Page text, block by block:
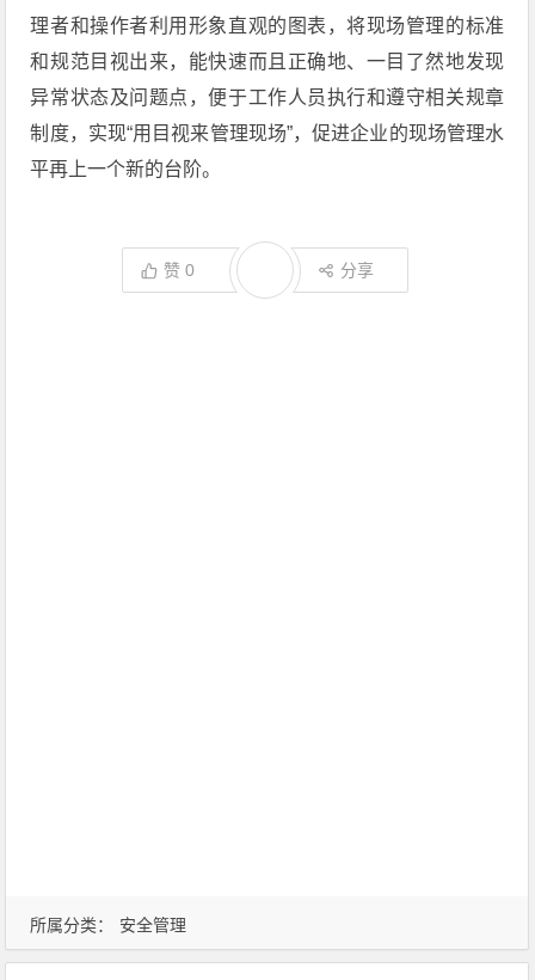
理者和操作者利用形象直观的图表，将现场管理的标准
和规范目视出来，能快速而且正确地、一目了然地发现
异常状态及问题点，便于工作人员执行和遵守相关规章
制度，实现“用目视来管理现场”，促进企业的现场管理水
平再上一个新的台阶。
赞0 分享
所属分类： 安全管理